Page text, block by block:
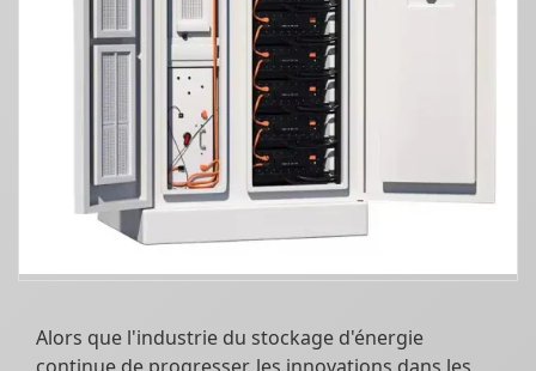
Alors que l'industrie du stockage d'énergie